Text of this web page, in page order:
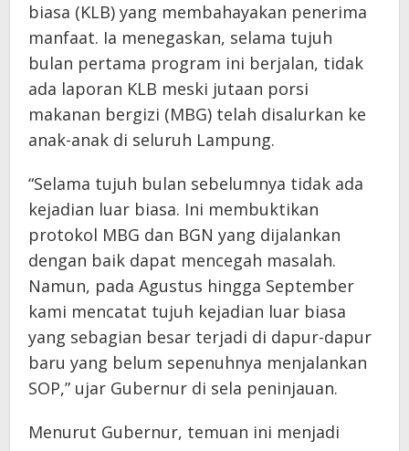
biasa (KLB) yang membahayakan penerima
manfaat. Ia menegaskan, selama tujuh
bulan pertama program ini berjalan, tidak
ada laporan KLB meski jutaan porsi
makanan bergizi (MBG) telah disalurkan ke
anak-anak di seluruh Lampung.
“Selama tujuh bulan sebelumnya tidak ada
kejadian luar biasa. Ini membuktikan
protokol MBG dan BGN yang dijalankan
dengan baik dapat mencegah masalah.
Namun, pada Agustus hingga September
kami mencatat tujuh kejadian luar biasa
yang sebagian besar terjadi di dapur-dapur
baru yang belum sepenuhnya menjalankan
SOP,” ujar Gubernur di sela peninjauan.
Menurut Gubernur, temuan ini menjadi